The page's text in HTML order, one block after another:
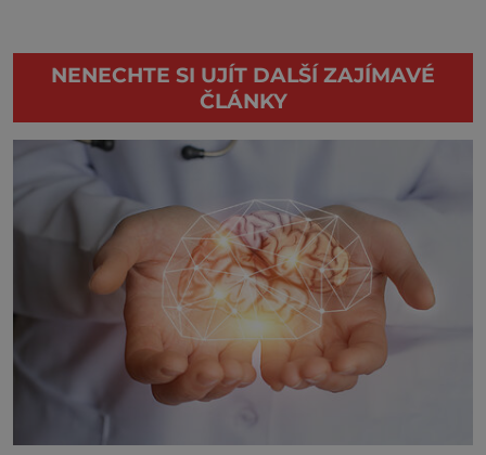
NENECHTE SI UJÍT DALŠÍ ZAJÍMAVÉ
ČLÁNKY